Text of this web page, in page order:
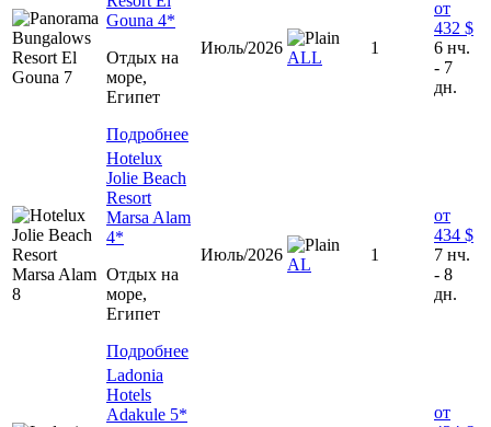
Gouna 4*
Отдых на
море,
Египет
Подробнее
Июль/2026
ALL
1
от
432 $
6 нч.
- 7
дн.
Hotelux
Jolie Beach
Resort
Marsa Alam
4*
Отдых на
море,
Египет
Подробнее
Июль/2026
AL
1
от
434 $
7 нч.
- 8
дн.
Ladonia
Hotels
Adakule 5*
от